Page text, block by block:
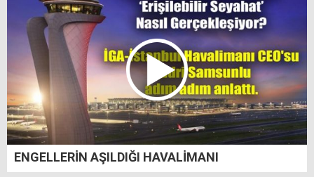
ENGELLERİN AŞILDIĞI HAVALİMANI